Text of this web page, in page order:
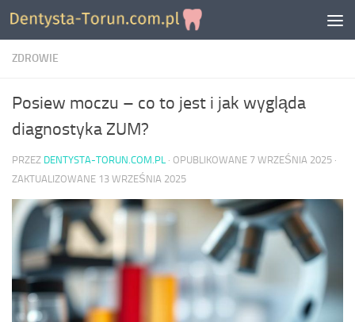
Skip to content
ZDROWIE
Posiew moczu – co to jest i jak wygląda
diagnostyka ZUM?
PRZEZ DENTYSTA-TORUN.COM.PL · OPUBLIKOWANE 7 WRZEŚNIA 2025 ·
ZAKTUALIZOWANE 13 WRZEŚNIA 2025